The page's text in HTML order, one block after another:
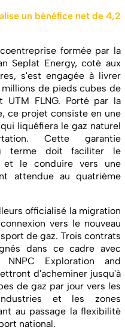
un bénéfice net de 4,2
formée par la
Seplat Energy, coté aux
s'est engagée à livrer
de pieds cubes de
FLNG. Porté par la
ce projet consiste en une
liquéfiera le gaz naturel
Cette garantie
terme doit faciliter le
et le conduire vers une
attendue au quatrième
officialisé la migration
vers le nouveau
de gaz. Trois contrats
dans ce cadre avec
Exploration and
d'acheminer jusqu'à
de gaz par jour vers les
et les zones
au passage la flexibilité
national.